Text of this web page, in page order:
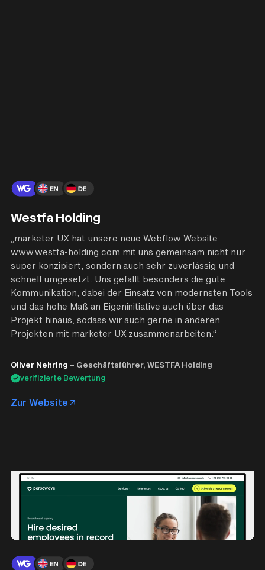
Westfa Holding
„marketer UX hat unsere neue Webflow Website
www.westfa-holding.com mit uns gemeinsam nicht nur
super konzipiert, sondern auch sehr zuverlässig und
schnell umgesetzt. Uns gefällt besonders die gute
Kommunikation, dabei der Einsatz von modernsten Tools
und das hohe Maß an Eigeninitiative auch über das
Projekt hinaus, sodass wir auch gerne in anderen
Projekten mit marketer UX zusammenarbeiten.“
Oliver Nehring– Geschäftsführer, WESTFA Holding
verifizierte Bewertung
Zur Website